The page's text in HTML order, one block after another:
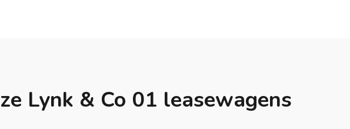
Lynk & Co 01 leasewagens